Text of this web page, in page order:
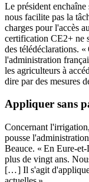
Le président
nous facilite pas la
charges pour l'accès
certification CE2+ ne
des télédéclarations.
l'administration
les agriculteurs à
dire par des mesures
Appliquer sans
Concernant
pousse
Beauce. « En Eure-
plus de vingt ans.
[… ] Il s'agit